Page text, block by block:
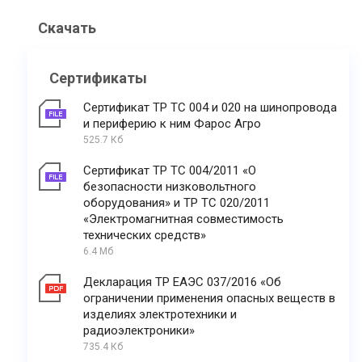
Скачать
Сертификаты
Сертификат ТР ТС 004 и 020 на шинопровода
и периферию к ним Фарос Агро
525.7 Кб
Сертификат ТР ТС 004/2011 «О
безопасности низковольтного
оборудования» и ТР ТС 020/2011
«Электромагнитная совместимость
технических средств»
6.4 Мб
Декларация ТР ЕАЭС 037/2016 «Об
ограничении применения опасных веществ в
изделиях электротехники и
радиоэлектроники»
735.4 Кб